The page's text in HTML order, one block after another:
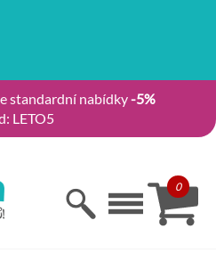
standardní nabídky-5%
LETO5
0